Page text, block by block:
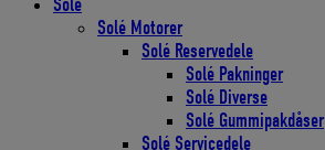
Solé
Solé Motorer
Solé Reservedele
Solé Pakninger
Solé Diverse
Solé Gummipakdåser
Solé Servicedele